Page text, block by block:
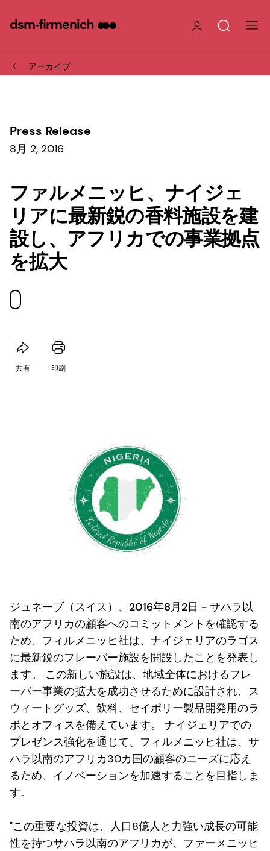
アーカイブ
Press Release
8月 2, 2016
ファルメニッヒ、ナイジェ
リアに最新鋭の香料施設を建
設し、アフリカでの事業拠点
を拡大
共有 印刷
ジュネーブ（スイス）、2016年8月2日 - サハラ以
南のアフリカの顧客へのコミットメントを確認する
ため、フィルメニッヒ社は、ナイジェリアのラゴス
に最新鋭のフレーバー施設を開設したことを発表し
ます。 この新しい施設は、地域全体におけるフレ
ーバー事業の拡大を成功させるために設計され、ス
ウィートグッズ、飲料、セイボリー製品開発用のラ
ボとオフィスを備えています。 ナイジェリアでの
プレゼンス強化を通じて、フィルメニッヒ社は、サ
ハラ以南のアフリカ30カ国の顧客のニーズに応え
るため、イノベーションを加速することを目指しま
す。
"この重要な投資は、人口8億人と力強い成長の可能
性を持つサハラ以南のアフリカが、ファーメニッヒ